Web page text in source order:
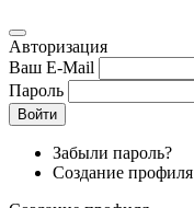
Авторизация
Ваш E-Mail
Пароль
Войти
Забыли пароль?
Создание профиля